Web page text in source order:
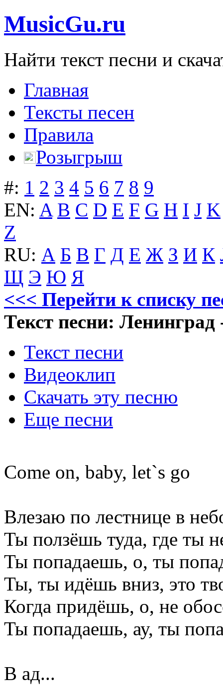
MusicGu.ru
Найти текст песни и
Главная
Тексты песен
Правила
Розыгрыш
#: 1 2 3 4 5 6 7 8 9
EN: A B C D E F G H I J K
Z
RU: А Б В Г Д Е Ж З И К
Щ Э Ю Я
<<< Перейти к списку
Текст песни: Ленинград
Текст песни
Видеоклип
Скачать эту песню
Еще песни
Come on, baby, let`s go
Влезаю по лестнице в
Ты ползёшь туда, где ты
Ты попадаешь, о, ты
Ты, ты идёшь вниз, это
Когда придёшь, о, не
Ты попадаешь, ау, ты
В ад...